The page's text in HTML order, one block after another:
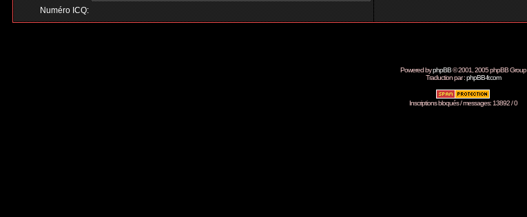
Numéro ICQ:
Powered byphpBB© 2001, 2005 phpBB Group
Traduction par :phpBB-fr.com
Inscriptions bloqués / messages: 13892 / 0